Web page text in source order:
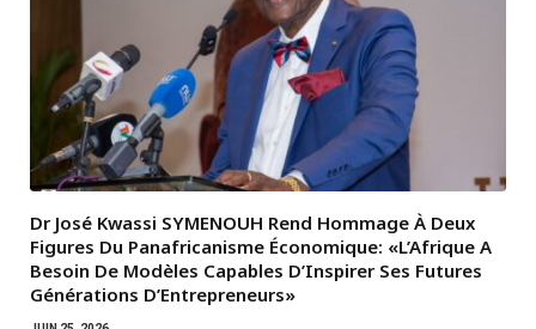
Dr José Kwassi SYMENOUH Rend Hommage À Deux
Figures Du Panafricanisme Économique: «L’Afrique A
Besoin De Modèles Capables D’Inspirer Ses Futures
Générations D’Entrepreneurs»